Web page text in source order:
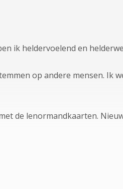
ik heldervoelend en
op andere mensen. Ik
de lenormandkaarten.